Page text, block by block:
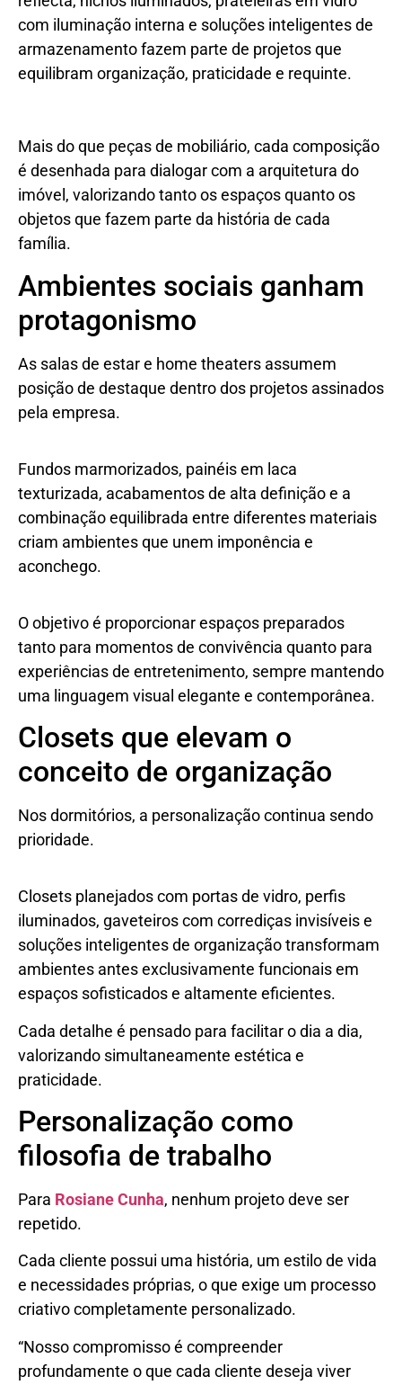
com iluminação interna e soluções inteligentes de
armazenamento fazem parte de projetos que
equilibram organização, praticidade e requinte.
Mais do que peças de mobiliário, cada composição
é desenhada para dialogar com a arquitetura do
imóvel, valorizando tanto os espaços quanto os
objetos que fazem parte da história de cada
família.
Ambientes sociais ganham
protagonismo
As salas de estar e home theaters assumem
posição de destaque dentro dos projetos assinados
pela empresa.
Fundos marmorizados, painéis em laca
texturizada, acabamentos de alta definição e a
combinação equilibrada entre diferentes materiais
criam ambientes que unem imponência e
aconchego.
O objetivo é proporcionar espaços preparados
tanto para momentos de convivência quanto para
experiências de entretenimento, sempre mantendo
uma linguagem visual elegante e contemporânea.
Closets que elevam o
conceito de organização
Nos dormitórios, a personalização continua sendo
prioridade.
Closets planejados com portas de vidro, perfis
iluminados, gaveteiros com corrediças invisíveis e
soluções inteligentes de organização transformam
ambientes antes exclusivamente funcionais em
espaços sofisticados e altamente eficientes.
Cada detalhe é pensado para facilitar o dia a dia,
valorizando simultaneamente estética e
praticidade.
Personalização como
filosofia de trabalho
Para Rosiane Cunha, nenhum projeto deve ser
repetido.
Cada cliente possui uma história, um estilo de vida
e necessidades próprias, o que exige um processo
criativo completamente personalizado.
“Nosso compromisso é compreender
profundamente o que cada cliente deseja viver